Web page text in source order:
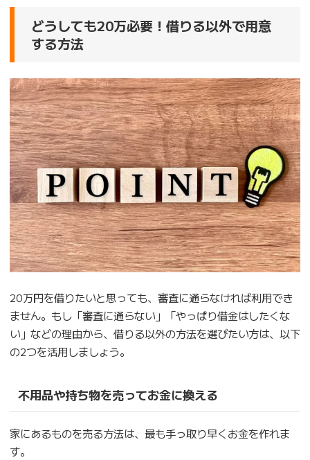
どうしても20万必要！借りる以外で用意
する方法
20万円を借りたいと思っても、審査に通らなければ利用でき
ません。もし「審査に通らない」「やっぱり借金はしたくな
い」などの理由から、借りる以外の方法を選びたい方は、以下
の2つを活用しましょう。
不用品や持ち物を売ってお金に換える
家にあるものを売る方法は、最も手っ取り早くお金を作れま
す。